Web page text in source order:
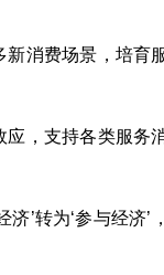
消费场景，培育
，支持各类服务
济’转为‘参与经济’